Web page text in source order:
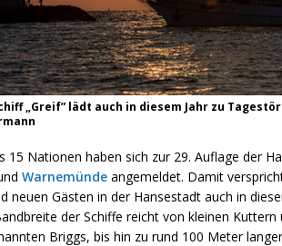
„Greif” lädt auch in diesem Jahr zu
15 Nationen haben sich zur 29. Auflage der
Warnemündeangemeldet. Damit
neuen Gästen in der Hansestadt auch in
der Schiffe reicht von kleinen
Briggs, bis hin zu rund 100 Meter